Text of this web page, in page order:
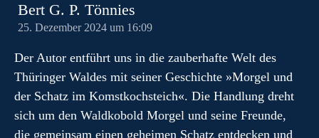
Bert G. P. Tönnies
25. Dezember 2024 um 16:09
Der Autor entführt uns in die zauberhafte Welt des
Thüringer Waldes mit seiner Geschichte »Morgel und
der Schatz im Komstkochsteich«. Die Handlung dreht
sich um den Waldkobold Morgel und seine Freunde,
die gemeinsam einen geheimen Schatz entdecken und